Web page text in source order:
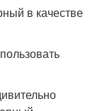
в качестве